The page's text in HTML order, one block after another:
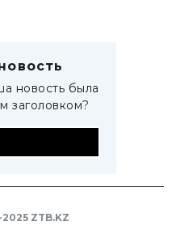
новость была
заголовком?
ZTB.KZ